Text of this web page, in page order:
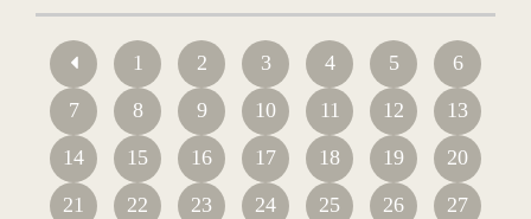
1 2 3 4 5
6
7
8 9 10 11 12
13
14
15 16 17 18 19
20
21
22 23 24 25 26
27